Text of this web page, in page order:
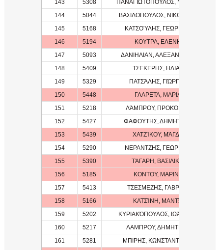
143
5308
ΠΑΝΑΓΙΩΤΟΠΟΥΛΟΣ, ΜΙΧΑΗΛ
144
5044
ΒΑΣΙΛΟΠΟΥΛΟΣ, ΝΙΚΟΛΑΟΣ
145
5168
ΚΑΤΣΟΎΛΗΣ, ΓΕΏΡΓΙΟΣ
146
5194
ΚΟΥΤΡΑ, ΕΛΕΝΗ
147
5093
ΔΑΝΙΗΛΙΑΝ, ΑΛΕΞΑΝΔΡΟΣ
148
5409
ΤΣΕΚΕΡΗΣ, ΗΛΙΑΣ
149
5329
ΠΑΤΣΆΛΗΣ, ΓΙΏΡΓΟΣ
150
5448
ΓΛΑΡΕΤΑ, ΜΑΡΙΑ
151
5218
ΛΆΜΠΡΟΥ, ΠΡΟΚΌΠΗΣ
152
5427
ΦΑΦΟΥΤΗΣ, ΔΗΜΗΤΡΗΣ
153
5439
ΧΑΤΖΊΚΟΥ, ΜΆΓΔΑ
154
5290
ΝΕΡΑΝΤΖΗΣ, ΓΕΩΡΓΙΟΣ
155
5390
ΤΆΓΑΡΗ, ΒΑΣΙΛΙΚΉ
156
5185
ΚΟΝΤΟΥ, ΜΑΡΙΝΑ
157
5413
ΤΣΕΣΜΕΖΗΣ, ΓΑΒΡΙΗΛ
158
5166
ΚΑΤΣΊΝΗ, ΜΑΝΤΏ
159
5202
ΚΥΡΙΑΚΌΠΟΥΛΟΣ, ΙΩΆΝΝΗΣ
160
5217
ΛΑΜΠΡΟΥ, ΔΗΜΗΤΡΗΣ
161
5281
ΜΠΙΡΗΣ, ΚΩΝΣΤΑΝΤΙΝΟΣ